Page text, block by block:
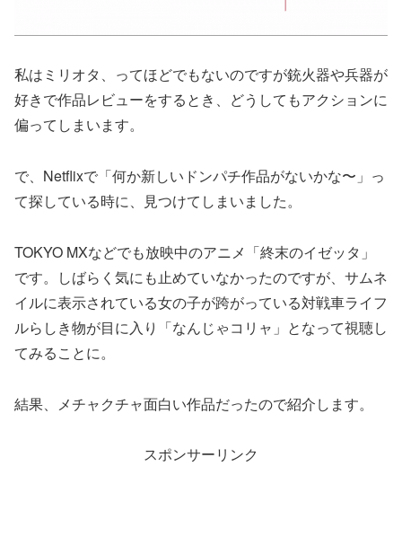
私はミリオタ、ってほどでもないのですが銃火器や兵器が
好きで作品レビューをするとき、どうしてもアクションに
偏ってしまいます。
で、Netflixで「何か新しいドンパチ作品がないかな〜」っ
て探している時に、見つけてしまいました。
TOKYO MXなどでも放映中のアニメ「終末のイゼッタ」
です。しばらく気にも止めていなかったのですが、サムネ
イルに表示されている女の子が跨がっている対戦車ライフ
ルらしき物が目に入り「なんじゃコリャ」となって視聴し
てみることに。
結果、メチャクチャ面白い作品だったので紹介します。
スポンサーリンク